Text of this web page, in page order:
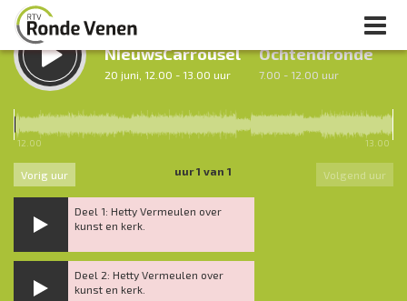
LUISTER TERUG:
NieuwsCarrousel
20 juni, 12.00 - 13.00 uur
Ochtendronde
7.00 - 12.00 uur
12.00 13.00
Vorig uur uur 1 van 1 Volgend uur
Deel 1: Hetty Vermeulen over
kunst en kerk.
Deel 2: Hetty Vermeulen over
kunst en kerk.